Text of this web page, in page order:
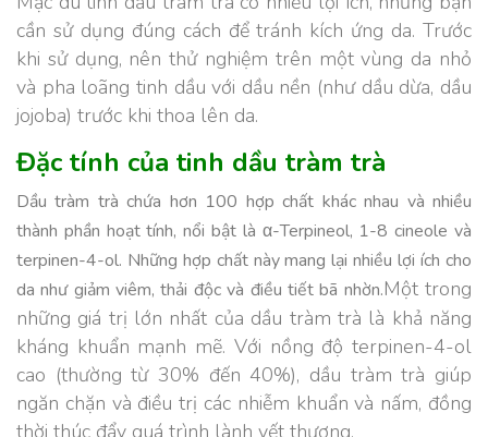
cần sử dụng đúng cách để tránh kích ứng da. Trước
khi sử dụng, nên thử nghiệm trên một vùng da nhỏ
và pha loãng tinh dầu với dầu nền (như dầu dừa, dầu
jojoba) trước khi thoa lên da.
Đặc tính của tinh dầu tràm trà
Dầu tràm trà chứa hơn 100 hợp chất khác nhau và nhiều
thành phần hoạt tính, nổi bật là α-Terpineol, 1-8 cineole và
terpinen-4-ol. Những hợp chất này mang lại nhiều lợi ích cho
da như giảm viêm, thải độc và điều tiết bã nhờn.Một trong
những giá trị lớn nhất của dầu tràm trà là khả năng
kháng khuẩn mạnh mẽ. Với nồng độ terpinen-4-ol
cao (thường từ 30% đến 40%), dầu tràm trà giúp
ngăn chặn và điều trị các nhiễm khuẩn và nấm, đồng
thời thúc đẩy quá trình lành vết thương.